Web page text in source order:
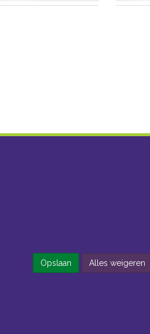
Opslaan Alles weigeren